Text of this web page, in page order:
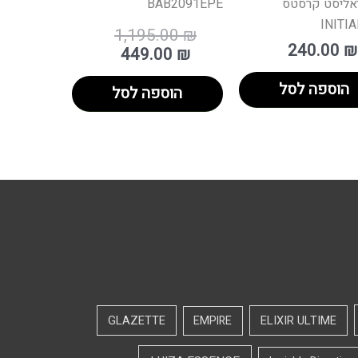
קרסטס
240.00 ₪
הוספה לסל
BAB2091EPE
1,195.00₪
449.00 ₪
הוספה לסל
ELIXIR ULTIME
EMPIRE
GLAZETTE